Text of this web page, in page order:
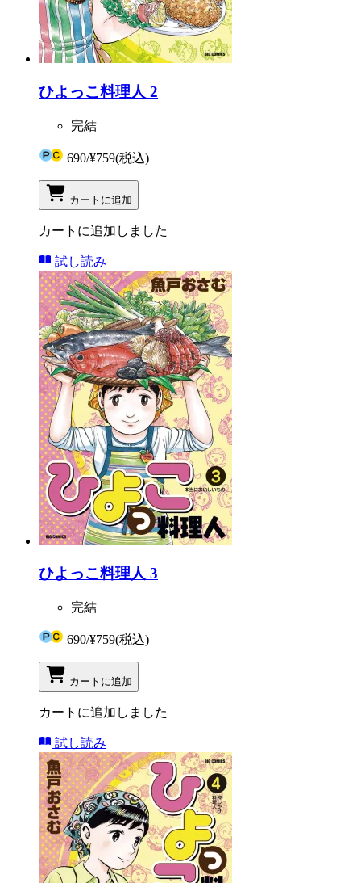
ひよっこ料理人 2
完結
690/¥759(税込)
カートに追加
カートに追加しました
試し読み
ひよっこ料理人 3
完結
690/¥759(税込)
カートに追加
カートに追加しました
試し読み